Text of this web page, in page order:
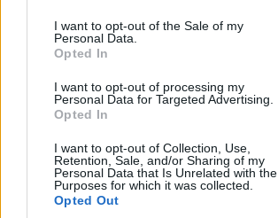
I want to opt-out of the Sale of my
Personal Data.
Opted In
I want to opt-out of processing my
Personal Data for Targeted Advertising.
Opted In
I want to opt-out of Collection, Use,
Retention, Sale, and/or Sharing of my
Personal Data that Is Unrelated with the
Purposes for which it was collected.
Opted Out